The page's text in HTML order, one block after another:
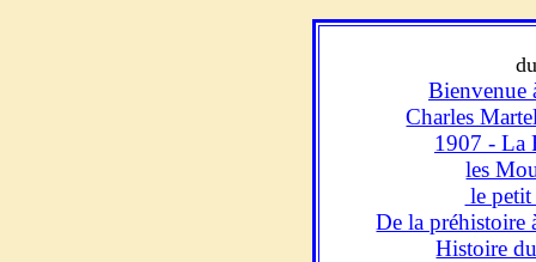
Bienvenue
Charles
1907 - La
les
le petit
De la préhistoire
Histoire